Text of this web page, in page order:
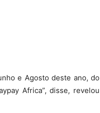
e Agosto deste ano, do
Africa”, disse, revelou